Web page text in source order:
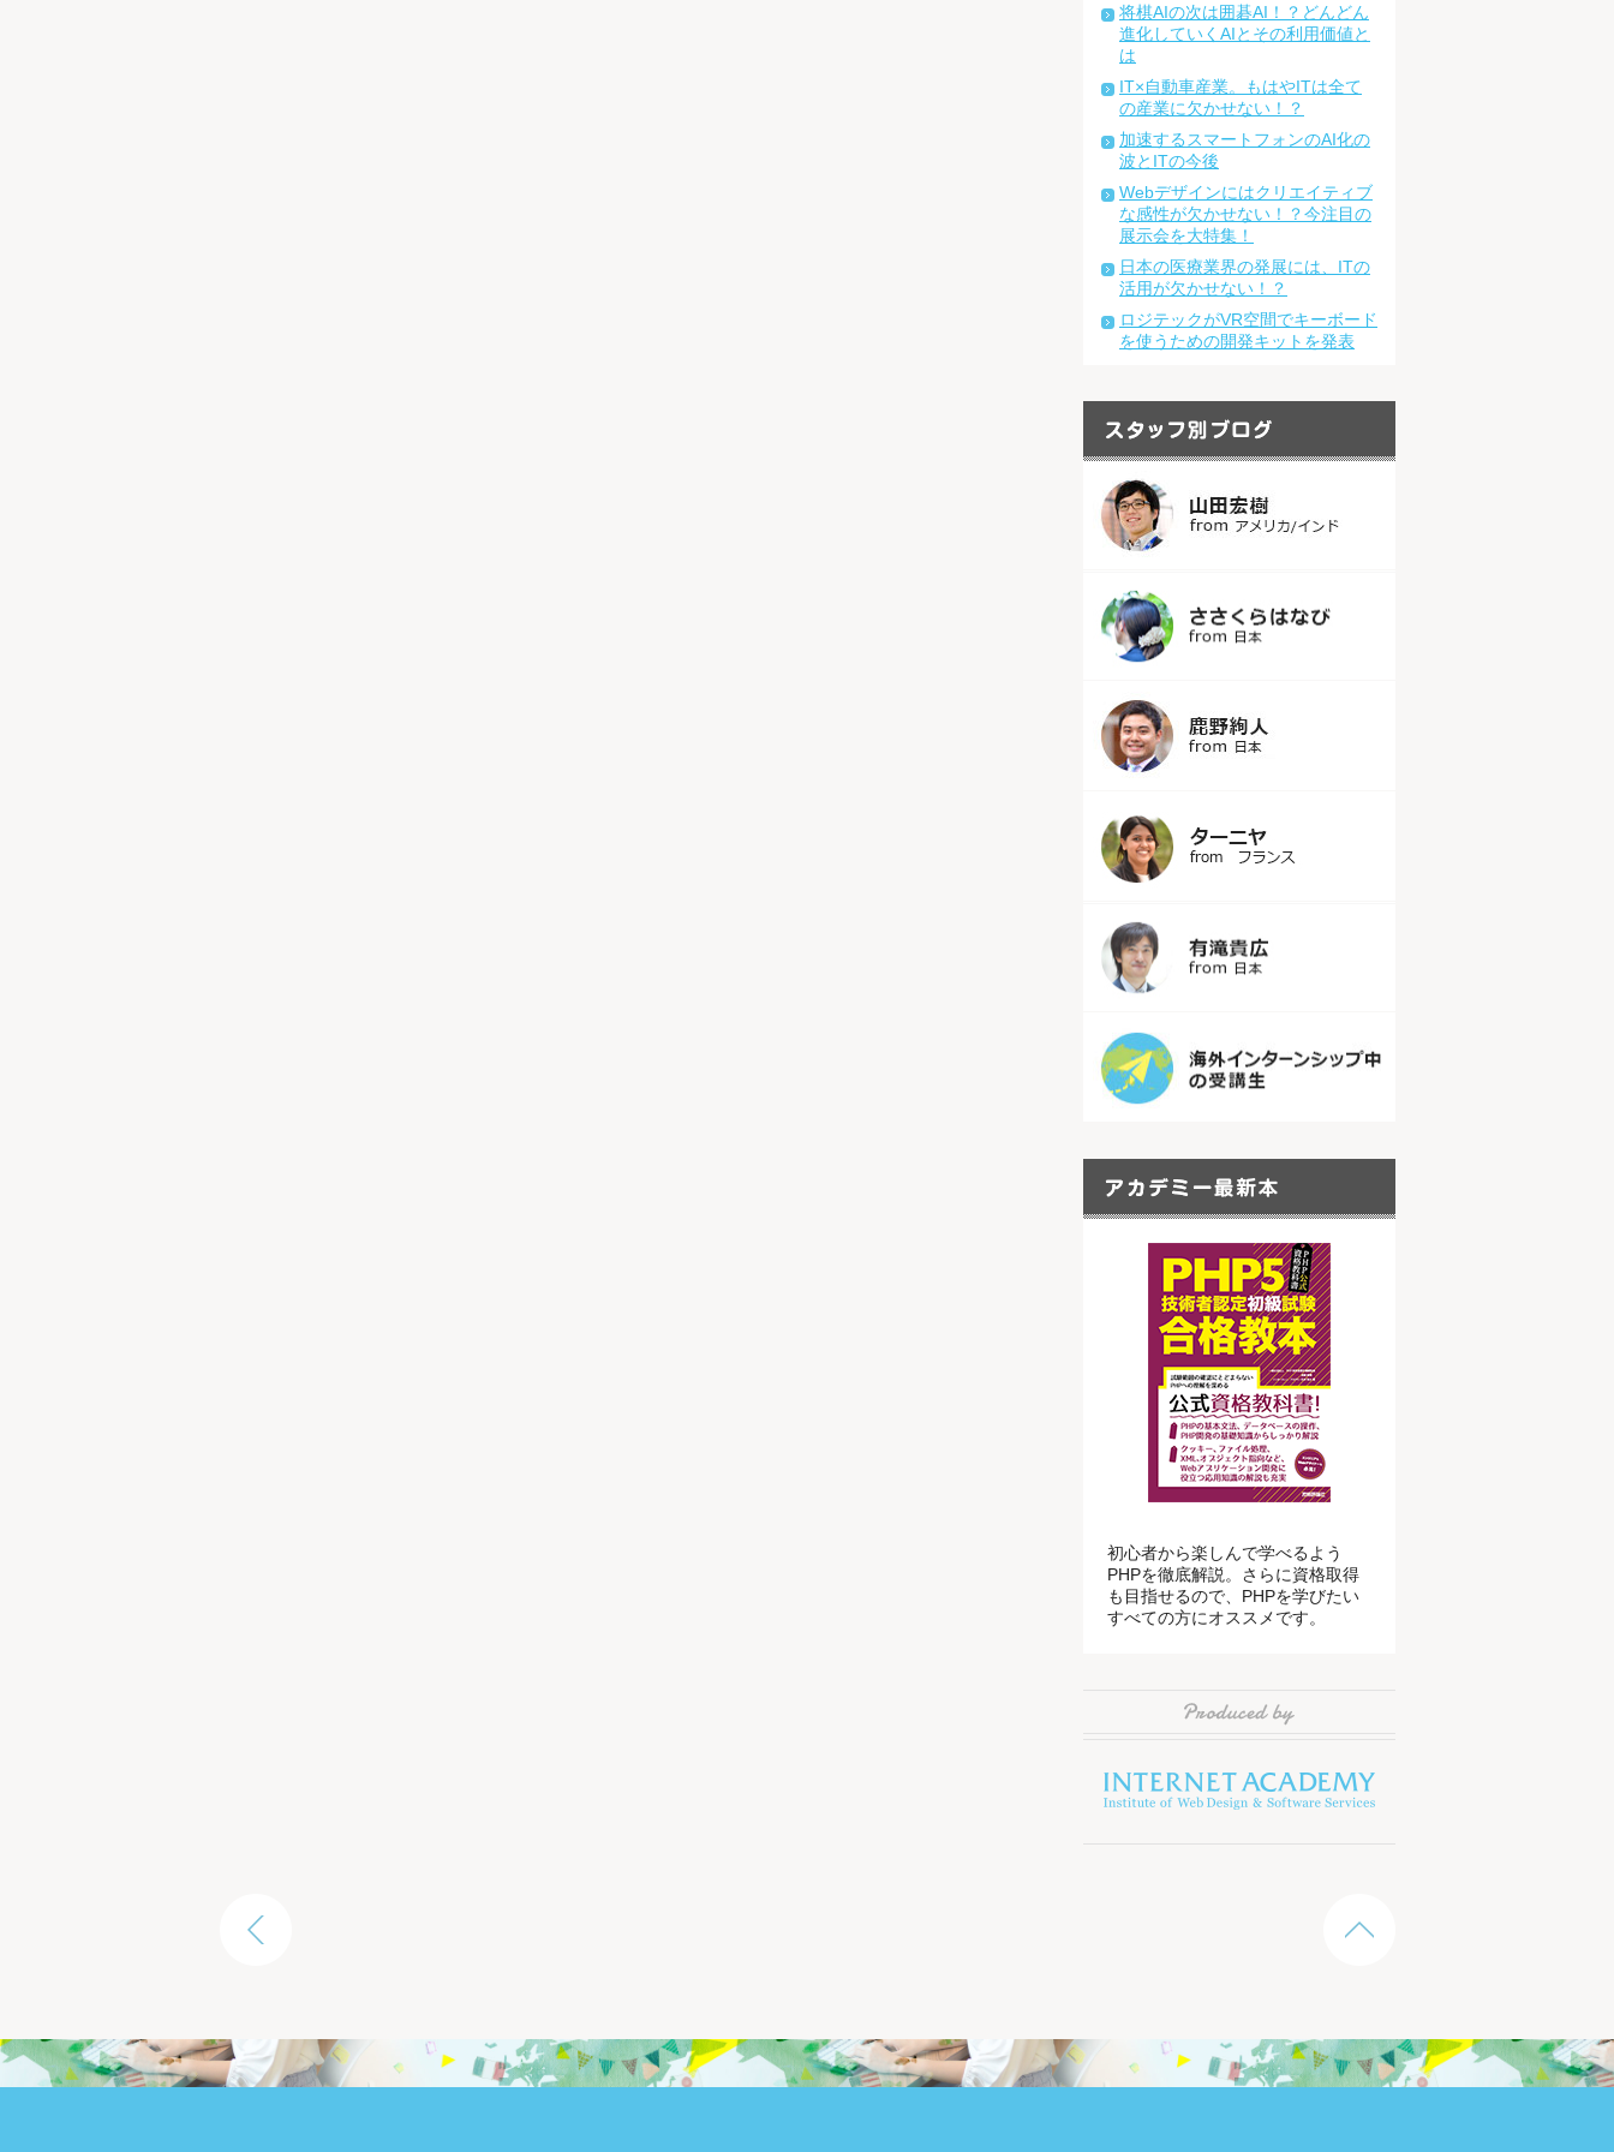
将棋AIの次は囲碁AI！？どんどん
進化していくAIとその利用価値と
は
IT×自動車産業。もはやITは全て
の産業に欠かせない！？
加速するスマートフォンのAI化の
波とITの今後
Webデザインにはクリエイティブ
な感性が欠かせない！？今注目の
展示会を大特集！
日本の医療業界の発展には、ITの
活用が欠かせない！？
ロジテックがVR空間でキーボード
を使うための開発キットを発表
初心者から楽しんで学べるよう
PHPを徹底解説。さらに資格取得
も目指せるので、PHPを学びたい
すべての方にオススメです。